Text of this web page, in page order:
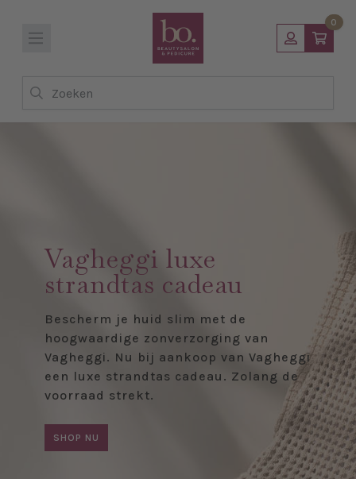
0
Zoeken
Vagheggi luxe
strandtas cadeau
Bescherm je huid slim met de
hoogwaardige zonverzorging van
Vagheggi. Nu bij aankoop van Vagheggi
een luxe strandtas cadeau. Zolang de
voorraad strekt.
SHOP NU